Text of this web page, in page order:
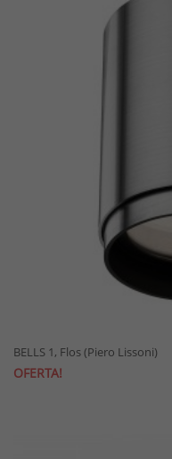
BELLS 1, Flos (Piero Lissoni)
OFERTA!